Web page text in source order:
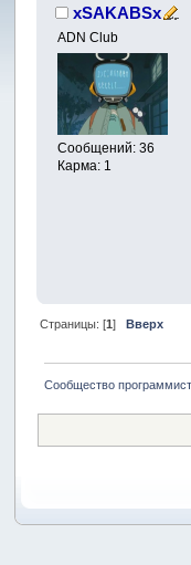
xSAKABSx
ADN Club
Сообщений: 36
Карма: 1
Страницы: [1] Вверх
Сообщество